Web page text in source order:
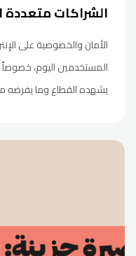
الشراكات متعددة
الأمان والخصوصية على
المستخدمين اليوم، خصوصاً
يشهده القطاع وما يفرضه